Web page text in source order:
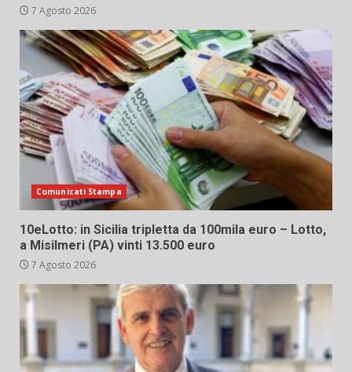
7 Agosto 2026
Comunicati Stampa
10eLotto: in Sicilia tripletta da 100mila euro – Lotto,
a Misilmeri (PA) vinti 13.500 euro
7 Agosto 2026